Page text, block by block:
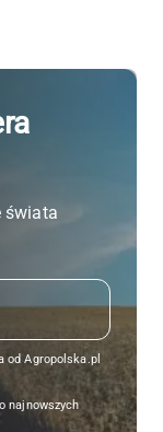
świata
od Agropolska.pl
najnowszych